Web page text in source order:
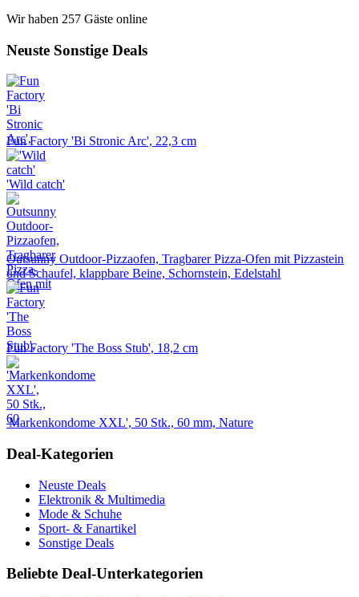
Wir haben 257 Gäste online
Neuste Sonstige Deals
Fun Factory 'Bi Stronic Arc', 22,3 cm
'Wild catch'
Outsunny Outdoor-Pizzaofen, Tragbarer Pizza-Ofen mit Pizzastein
und Schaufel, klappbare Beine, Schornstein, Edelstahl
Fun Factory 'The Boss Stub', 18,2 cm
'Markenkondome XXL', 50 Stk., 60 mm, Nature
Deal-Kategorien
Neuste Deals
Elektronik & Multimedia
Mode & Schuhe
Sport- & Fanartikel
Sonstige Deals
Beliebte Deal-Unterkategorien